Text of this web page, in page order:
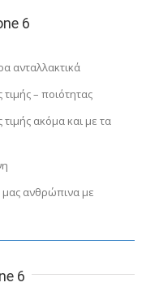
6
ανταλλακτικά
– ποιότητας
ακόμα και με τα
μας ανθρώπινα με
6